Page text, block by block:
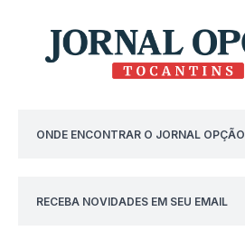
ONDE ENCONTRAR O JORNAL OPÇÃO
RECEBA NOVIDADES EM SEU EMAIL